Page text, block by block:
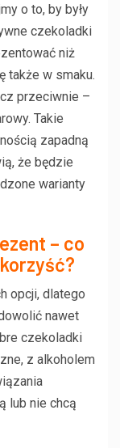
o to, by były
czekoladki
niż
także w smaku.
przeciwnie –
Takie
zapadną
że będzie
warianty
– co
opcji, dlatego
nawet
czekoladki
z alkoholem
lub nie chcą